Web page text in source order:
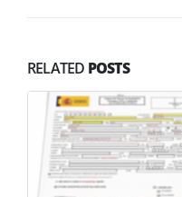
RELATED POSTS